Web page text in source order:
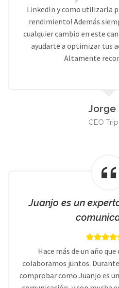
LinkedIn y como utilizarla
rendimiento! Además
cualquier cambio en este
ayudarte a optimizar tus
Altamente
Jorge
CEO
Juanjo es un
Hace más de un año
colaboramos juntos.
comprobar como Juanjo es